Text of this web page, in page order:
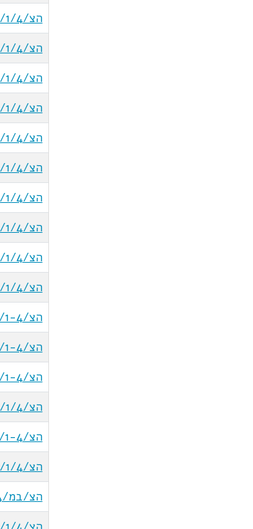
הצ/84/1/4
הצ/94/1/4
הצ/74/1/4
הצ/90/1/4
הצ/107/1/4
הצ/96/1/4
הצ/35/1/4
הצ/110/1/4
הצ/49/1/4א
הצ/101/1/4
הצ/43/1-4
הצ/103/1-4
הצ/74/1-4/א
הצ/15/1/4
הצ/104/1-4
הצ/42/1/4
הצ/במ/116/1-4